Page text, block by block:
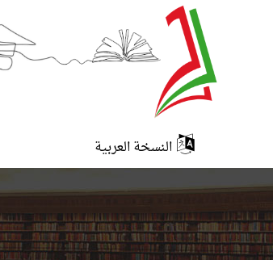
النسخة العربية